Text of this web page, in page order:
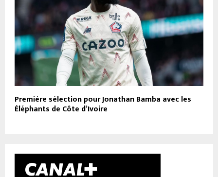
Première sélection pour Jonathan Bamba avec les
Éléphants de Côte d’Ivoire